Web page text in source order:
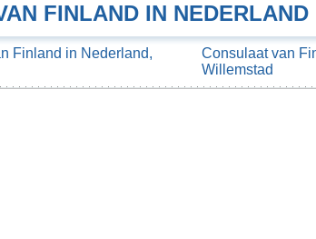
FINLAND IN NEDERLAND
Finland in Nederland,
Consulaat van
Willemstad